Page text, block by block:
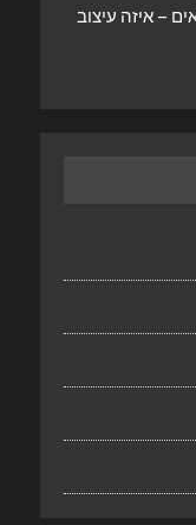
– איזה עיצוב